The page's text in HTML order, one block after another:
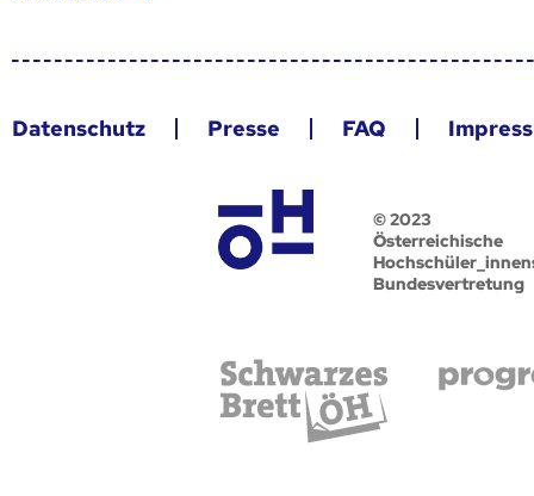
Datenschutz Presse FAQ
© 2023
Österreichische
Bundesvertretung